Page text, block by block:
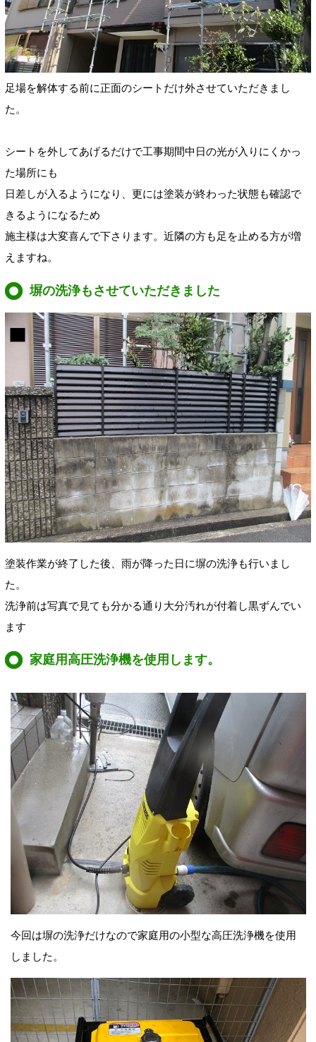
足場を解体する前に正面のシートだけ外させていただきまし
た。
シートを外してあげるだけで工事期間中日の光が入りにくかっ
た場所にも
日差しが入るようになり、更には塗装が終わった状態も確認で
きるようになるため
施主様は大変喜んで下さります。近隣の方も足を止める方が増
えますね。
塀の洗浄もさせていただきました
塗装作業が終了した後、雨が降った日に塀の洗浄も行いまし
た。
洗浄前は写真で見ても分かる通り大分汚れが付着し黒ずんでい
ます
家庭用高圧洗浄機を使用します。
今回は塀の洗浄だけなので家庭用の小型な高圧洗浄機を使用
しました。